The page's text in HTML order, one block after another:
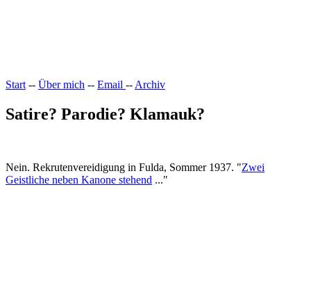
Start -- Über mich -- Email -- Archiv
Satire? Parodie? Klamauk?
Nein. Rekrutenvereidigung in Fulda, Sommer 1937. "Zwei
Geistliche neben Kanone stehend ..."